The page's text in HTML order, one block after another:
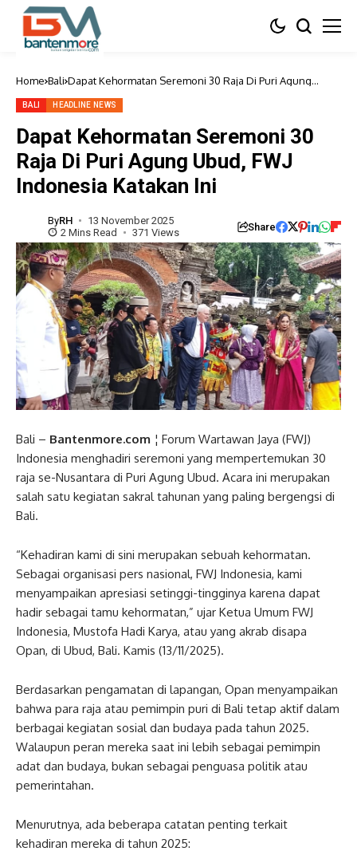
Home Bali Dapat Kehormatan Seremoni 30 Raja Di Puri Agung
BALI HEADLINE NEWS
Dapat Kehormatan Seremoni 30
Raja Di Puri Agung Ubud, FWJ
Indonesia Katakan Ini
ByRH
13 November 2025
2 Mins Read
371 Views Share
Bali – Bantenmore.com ¦ Forum Wartawan Jaya (FWJ)
Indonesia menghadiri seremoni yang mempertemukan 30
raja se-Nusantara di Puri Agung Ubud. Acara ini merupakan
salah satu kegiatan sakral tahunan yang paling bergengsi di
Bali.
“Kehadiran kami di sini merupakan sebuah kehormatan.
Sebagai organisasi pers nasional, FWJ Indonesia, kami
menyampaikan apresiasi setinggi-tingginya karena dapat
hadir sebagai tamu kehormatan,” ujar Ketua Umum FWJ
Indonesia, Mustofa Hadi Karya, atau yang akrab disapa
Opan, di Ubud, Bali. Kamis (13/11/2025).
Berdasarkan pengamatan di lapangan, Opan menyampaikan
bahwa para raja atau pemimpin puri di Bali tetap aktif dalam
berbagai kegiatan sosial dan budaya pada tahun 2025.
Walaupun peran mereka saat ini lebih sebagai pemimpin
adat dan budaya, bukan sebagai penguasa politik atau
pemerintahan.
Menurutnya, ada beberapa catatan penting terkait
kehadiran mereka di tahun 2025: